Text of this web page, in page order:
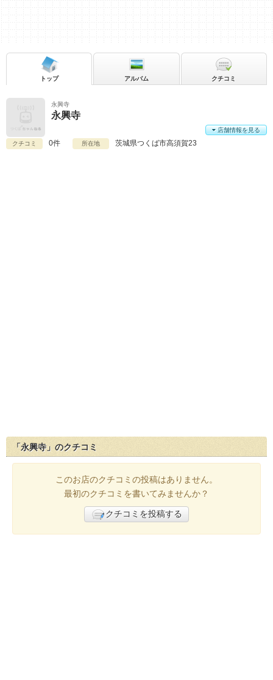
永興寺
永興寺
クチコミ 0件 所在地 茨城県つくば市高須賀23
店舗情報を見る
トップ アルバム クチコミ
「永興寺」のクチコミ
このお店のクチコミの投稿はありません。
最初のクチコミを書いてみませんか？
クチコミを投稿する